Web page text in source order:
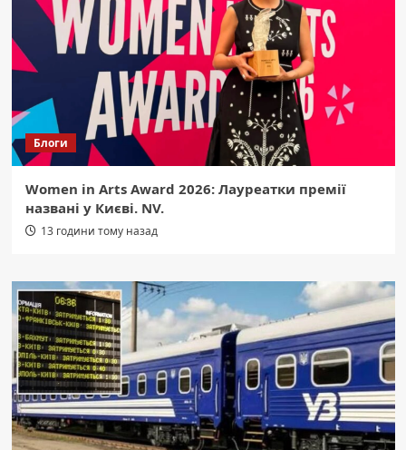
Блоги
Women in Arts Award 2026: Лауреатки премії
названі у Києві. NV.
13 години тому назад